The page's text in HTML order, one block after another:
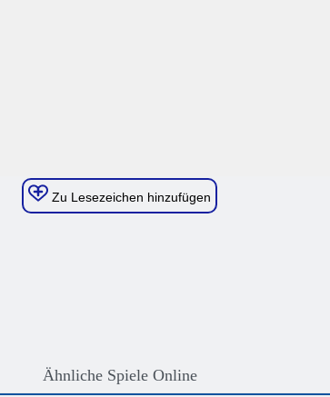
Zu Lesezeichen hinzufügen
Ähnliche Spiele Online